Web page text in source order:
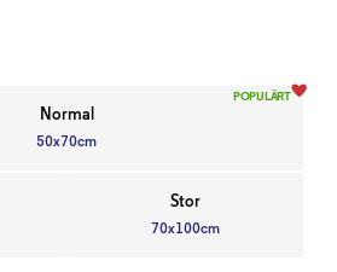
POPULÄRT
Normal
50x70cm
Stor
70x100cm